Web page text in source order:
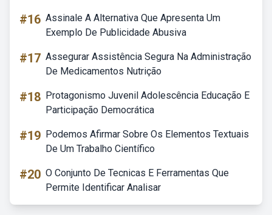
#16 Assinale A Alternativa Que Apresenta Um
Exemplo De Publicidade Abusiva
#17 Assegurar Assistência Segura Na Administração
De Medicamentos Nutrição
#18 Protagonismo Juvenil Adolescência Educação E
Participação Democrática
#19 Podemos Afirmar Sobre Os Elementos Textuais
De Um Trabalho Científico
#20 O Conjunto De Tecnicas E Ferramentas Que
Permite Identificar Analisar